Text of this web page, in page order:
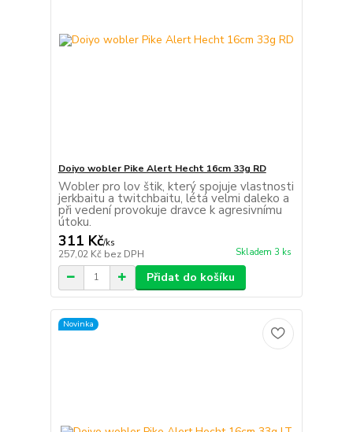
Doiyo wobler Pike Alert Hecht 16cm 33g RD
Wobler pro lov štik, který spojuje vlastnosti
jerkbaitu a twitchbaitu, létá velmi daleko a
při vedení provokuje dravce k agresivnímu
útoku.
311 Kč/ks
257,02 Kč bez DPH Skladem 3 ks
Přidat do košíku
Novinka